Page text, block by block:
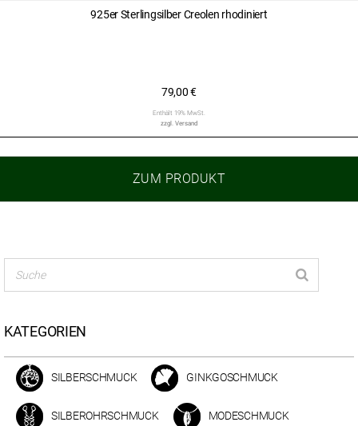
925er Sterlingsilber Creolen rhodiniert
79,00€
Enthält 19% MwSt.
zzgl. Versand
ZUM PRODUKT
KATEGORIEN
SILBERSCHMUCK GINKGOSCHMUCK
SILBEROHRSCHMUCK MODESCHMUCK